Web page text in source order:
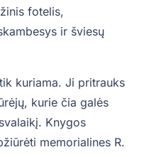
fotelis,
ir šviesų
kuriama. Ji pritrauks
kurie čia galės
Knygos
memorialines R.